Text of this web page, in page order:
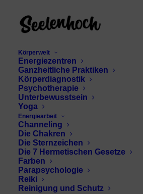
Körperwelt
Energiezentren
Ganzheitliche Praktiken
Körperdiagnostik
Psychotherapie
Unterbewusstsein
Yoga
Energiearbeit
Channeling
Die Chakren
Die Sternzeichen
Die 7 Hermetischen Gesetze
Farben
Parapsychologie
Reiki
Reinigung und Schutz
Wassermann